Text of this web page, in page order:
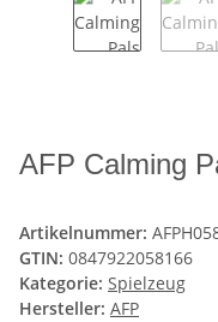
AFP Calming
Artikelnummer:
GTIN: 0847922058166
Kategorie: Spielzeug
Hersteller: AFP